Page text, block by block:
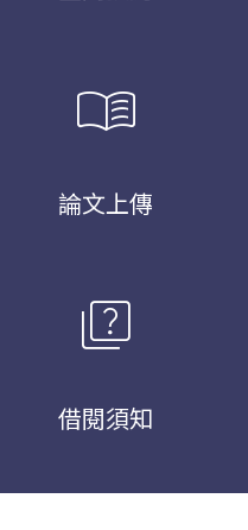
menu_book
論文上傳
quiz
借閱須知